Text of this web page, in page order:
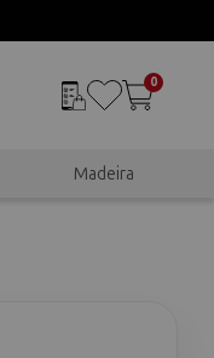
0
Madeira